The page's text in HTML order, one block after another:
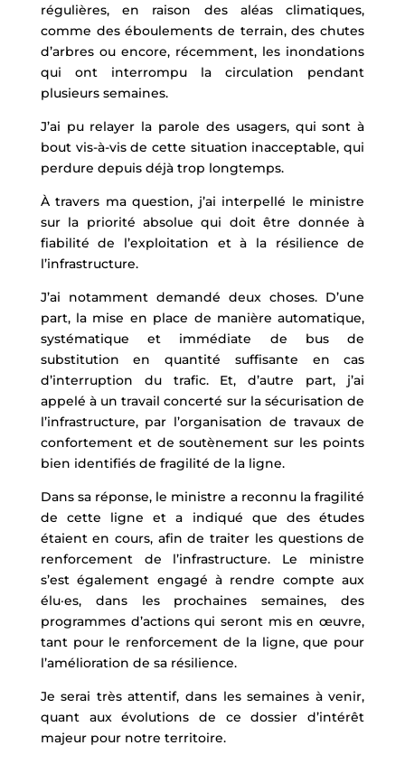
régulières, en raison des aléas climatiques,
comme des éboulements de terrain, des chutes
d’arbres ou encore, récemment, les inondations
qui ont interrompu la circulation pendant
plusieurs semaines.
J’ai pu relayer la parole des usagers, qui sont à
bout vis-à-vis de cette situation inacceptable, qui
perdure depuis déjà trop longtemps.
À travers ma question, j’ai interpellé le ministre
sur la priorité absolue qui doit être donnée à
fiabilité de l’exploitation et à la résilience de
l’infrastructure.
J’ai notamment demandé deux choses. D’une
part, la mise en place de manière automatique,
systématique et immédiate de bus de
substitution en quantité suffisante en cas
d’interruption du trafic. Et, d’autre part, j’ai
appelé à un travail concerté sur la sécurisation de
l’infrastructure, par l’organisation de travaux de
confortement et de soutènement sur les points
bien identifiés de fragilité de la ligne.
Dans sa réponse, le ministre a reconnu la fragilité
de cette ligne et a indiqué que des études
étaient en cours, afin de traiter les questions de
renforcement de l’infrastructure. Le ministre
s’est également engagé à rendre compte aux
élu·es, dans les prochaines semaines, des
programmes d’actions qui seront mis en œuvre,
tant pour le renforcement de la ligne, que pour
l’amélioration de sa résilience.
Je serai très attentif, dans les semaines à venir,
quant aux évolutions de ce dossier d’intérêt
majeur pour notre territoire.